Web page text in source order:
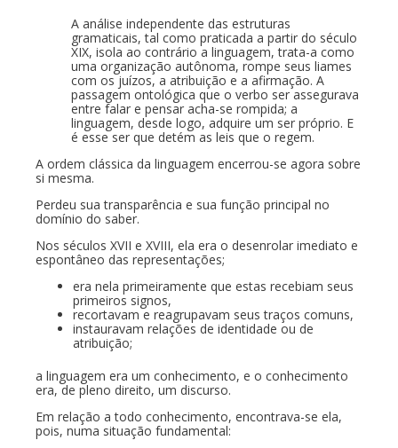
A análise independente das estruturas
gramaticais, tal como praticada a partir do século
XIX, isola ao contrário a linguagem, trata-a como
uma organização autônoma, rompe seus liames
com os juízos, a atribuição e a afirmação. A
passagem ontológica que o verbo ser assegurava
entre falar e pensar acha-se rompida; a
linguagem, desde logo, adquire um ser próprio. E
é esse ser que detém as leis que o regem.
A ordem clássica da linguagem encerrou-se agora sobre
si mesma.
Perdeu sua transparência e sua função principal no
domínio do saber.
Nos séculos XVII e XVIII, ela era o desenrolar imediato e
espontâneo das representações;
era nela primeiramente que estas recebiam seus
primeiros signos,
recortavam e reagrupavam seus traços comuns,
instauravam relações de identidade ou de
atribuição;
a linguagem era um conhecimento, e o conhecimento
era, de pleno direito, um discurso.
Em relação a todo conhecimento, encontrava-se ela,
pois, numa situação fundamental: